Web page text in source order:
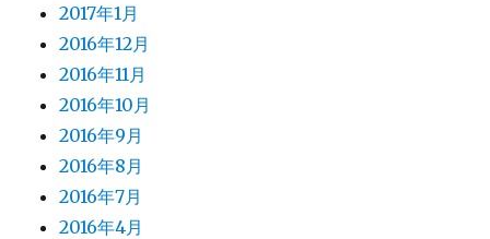
2017年1月
2016年12月
2016年11月
2016年10月
2016年9月
2016年8月
2016年7月
2016年4月